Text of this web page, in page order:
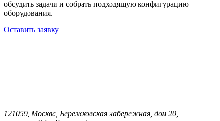
обсудить задачи и собрать подходящую конфигурацию
оборудования.
Оставить заявку
121059, Москва, Бережковская набережная, дом 20,